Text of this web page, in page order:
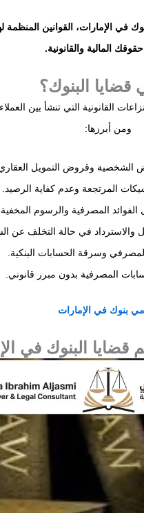
في الإمارات، القوانين المنظمة
المالية والقانونية.
قضايا البنوك؟
القانونية التي تنشأ بين
ومن أبرزها:
الشخصية وقروض التمويل
المرتجعة وعدم كفاية الرصيد.
المصرفية والرسوم المخفية.
والاسترداد في حالة التخلف عن
المصرفي وسرقة الحسابات البنكية.
المصرفية بدون مبرر قانوني.
بنوك في الإمارات
قضايا البنوك في